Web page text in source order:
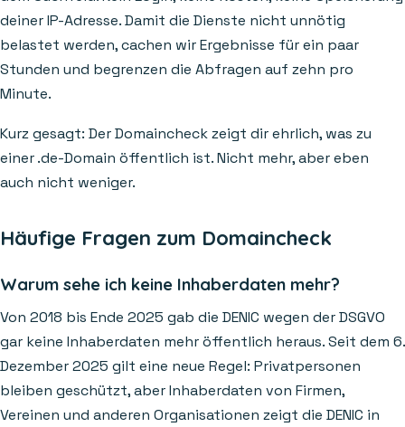
deiner IP-Adresse. Damit die Dienste nicht unnötig
belastet werden, cachen wir Ergebnisse für ein paar
Stunden und begrenzen die Abfragen auf zehn pro
Minute.
Kurz gesagt: Der Domaincheck zeigt dir ehrlich, was zu
einer .de-Domain öffentlich ist. Nicht mehr, aber eben
auch nicht weniger.
Häufige Fragen zum Domaincheck
Warum sehe ich keine Inhaberdaten mehr?
Von 2018 bis Ende 2025 gab die DENIC wegen der DSGVO
gar keine Inhaberdaten mehr öffentlich heraus. Seit dem 6.
Dezember 2025 gilt eine neue Regel: Privatpersonen
bleiben geschützt, aber Inhaberdaten von Firmen,
Vereinen und anderen Organisationen zeigt die DENIC in